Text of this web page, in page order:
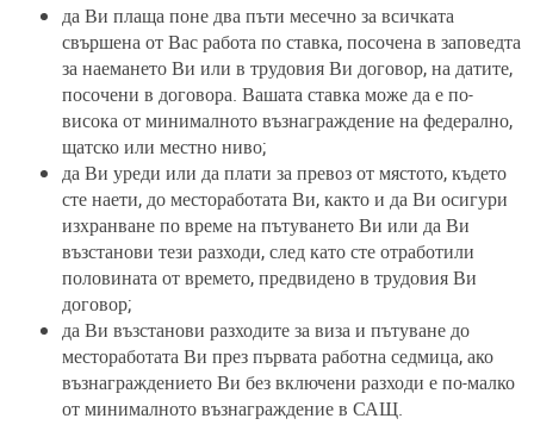
да Ви плаща поне два пъти месечно за всичката
свършена от Вас работа по ставка, посочена в заповедта
за наемането Ви или в трудовия Ви договор, на датите,
посочени в договора. Вашата ставка може да е по-
висока от минималното възнаграждение на федерално,
щатско или местно ниво;
да Ви уреди или да плати за превоз от мястото, където
сте наети, до местоработата Ви, както и да Ви осигури
изхранване по време на пътуването Ви или да Ви
възстанови тези разходи, след като сте отработили
половината от времето, предвидено в трудовия Ви
договор;
да Ви възстанови разходите за виза и пътуване до
местоработата Ви през първата работна седмица, ако
възнаграждението Ви без включени разходи е по-малко
от минималното възнаграждение в САЩ.